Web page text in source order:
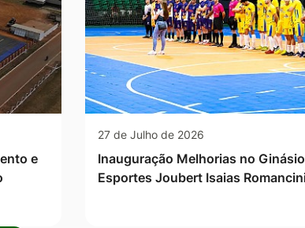
e
27 de Julho de 2026
Inauguração Melhorias no
Esportes Joubert Isaias